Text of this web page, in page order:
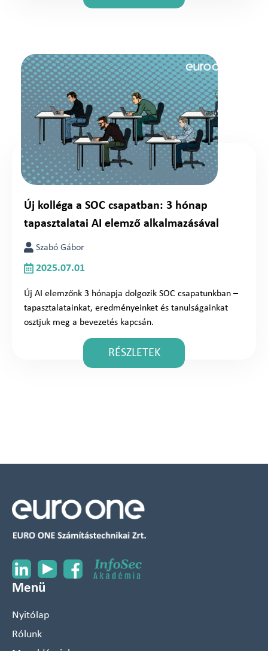
Új kolléga a SOC csapatban: 3 hónap
tapasztalatai AI elemző alkalmazásával
Szabó Gábor
2025.07.01
Új AI elemzőnk 3 hónapja dolgozik SOC csapatunkban –
tapasztalatainkat, eredményeinket és tanulságainkat
osztjuk meg a bevezetés kapcsán.
RÉSZLETEK
Menü
Nyitólap
Rólunk